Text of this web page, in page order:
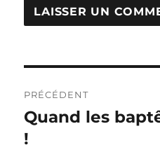
de
l’article
PRÉCÉDENT
Publication
précédente :
Quand les
!